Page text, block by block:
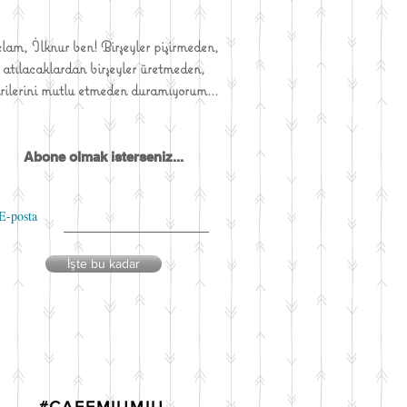
İlknur ben! Birşeyler pişirmeden,
atılacaklardan birşeyler üretmeden,
mutlu etmeden duramıyorum...
Abone olmak isterseniz...
posta
İşte bu kadar